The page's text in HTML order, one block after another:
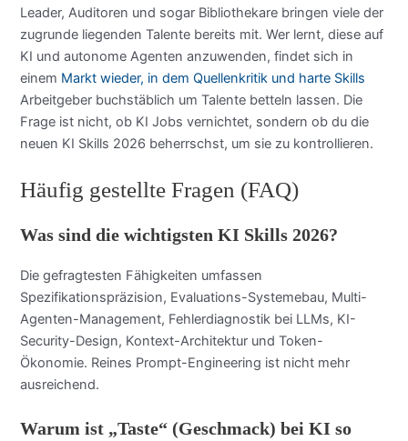
Leader, Auditoren und sogar Bibliothekare bringen viele der
zugrunde liegenden Talente bereits mit. Wer lernt, diese auf
KI und autonome Agenten anzuwenden, findet sich in
einem Markt wieder, in dem Quellenkritik und harte Skills
Arbeitgeber buchstäblich um Talente betteln lassen. Die
Frage ist nicht, ob KI Jobs vernichtet, sondern ob du die
neuen KI Skills 2026 beherrschst, um sie zu kontrollieren.
Häufig gestellte Fragen (FAQ)
Was sind die wichtigsten KI Skills 2026?
Die gefragtesten Fähigkeiten umfassen
Spezifikationspräzision, Evaluations-Systemebau, Multi-
Agenten-Management, Fehlerdiagnostik bei LLMs, KI-
Security-Design, Kontext-Architektur und Token-
Ökonomie. Reines Prompt-Engineering ist nicht mehr
ausreichend.
Warum ist „Taste“ (Geschmack) bei KI so